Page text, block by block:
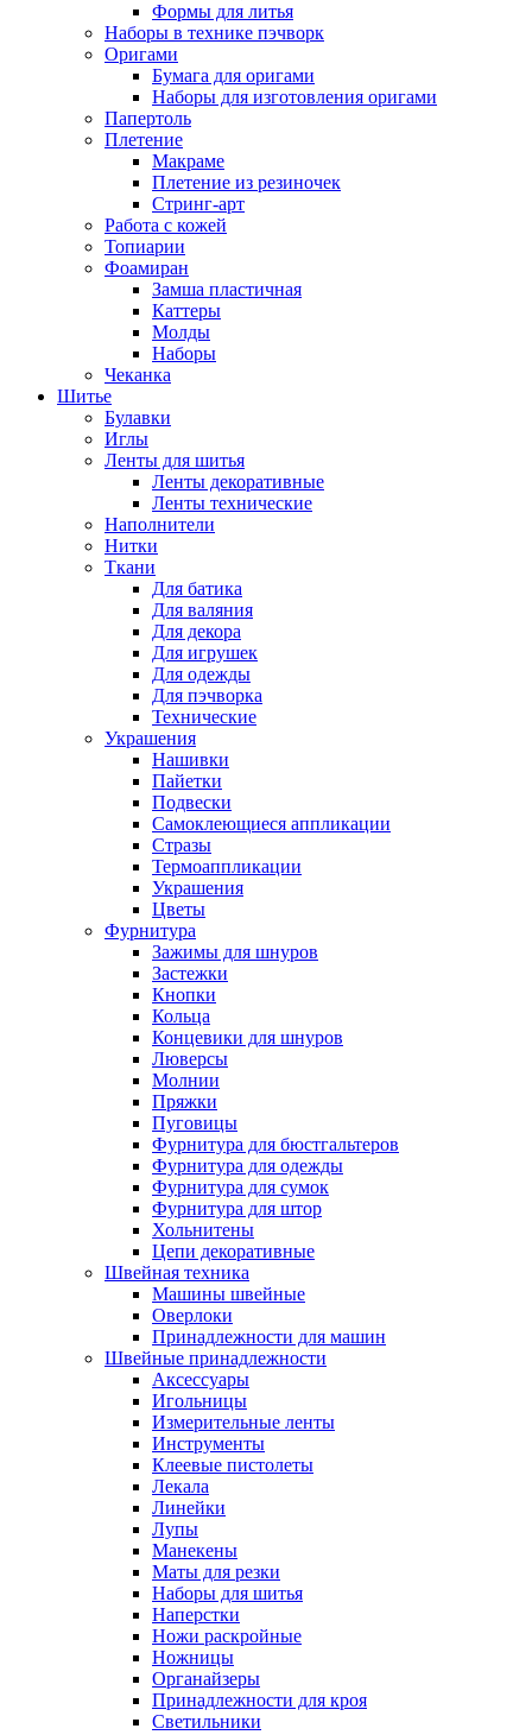
Формы для литья
Наборы в технике пэчворк
Оригами
Бумага для оригами
Наборы для изготовления оригами
Папертоль
Плетение
Макраме
Плетение из резиночек
Стринг-арт
Работа с кожей
Топиарии
Фоамиран
Замша пластичная
Каттеры
Молды
Наборы
Чеканка
Шитье
Булавки
Иглы
Ленты для шитья
Ленты декоративные
Ленты технические
Наполнители
Нитки
Ткани
Для батика
Для валяния
Для декора
Для игрушек
Для одежды
Для пэчворка
Технические
Украшения
Нашивки
Пайетки
Подвески
Самоклеющиеся аппликации
Стразы
Термоаппликации
Украшения
Цветы
Фурнитура
Зажимы для шнуров
Застежки
Кнопки
Кольца
Концевики для шнуров
Люверсы
Молнии
Пряжки
Пуговицы
Фурнитура для бюстгальтеров
Фурнитура для одежды
Фурнитура для сумок
Фурнитура для штор
Хольнитены
Цепи декоративные
Швейная техника
Машины швейные
Оверлоки
Принадлежности для машин
Швейные принадлежности
Аксессуары
Игольницы
Измерительные ленты
Инструменты
Клеевые пистолеты
Лекала
Линейки
Лупы
Манекены
Маты для резки
Наборы для шитья
Наперстки
Ножи раскройные
Ножницы
Органайзеры
Принадлежности для кроя
Светильники